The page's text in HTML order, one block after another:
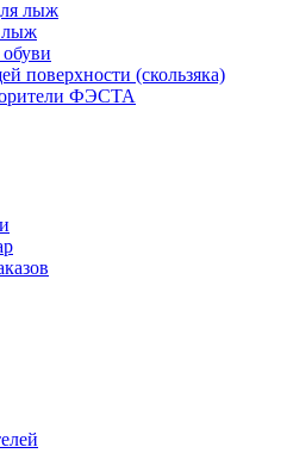
лыж
лыж
поверхности (скользяка)
ФЭСТА